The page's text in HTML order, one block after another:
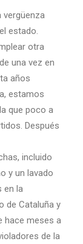
vergüenza
estado.
otra
una vez en
años
estamos
que poco a
Después
incluido
y un lavado
en la
de Cataluña y
hace meses a
de la